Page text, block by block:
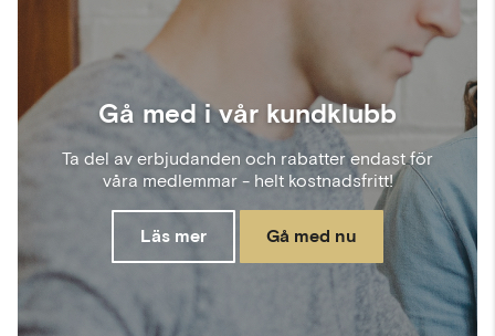
Gå med i vår kundklubb
Ta del av erbjudanden och rabatter endast för
våra medlemmar - helt kostnadsfritt!
Läs mer Gå med nu